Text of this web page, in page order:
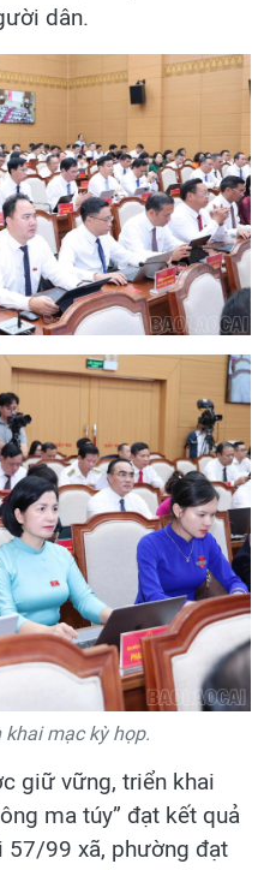
dân.
mạc kỳ họp.
giữ vững, triển khai
ma túy” đạt kết quả
99 xã, phường đạt